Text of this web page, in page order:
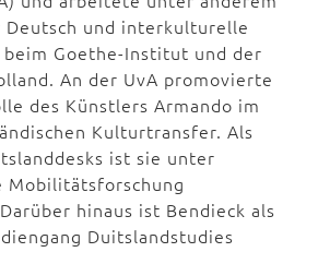
Deutsch und interkulturelle
Goethe-Institut und der
An der UvA promovierte
des Künstlers Armando im
Kulturtransfer. Als
ist sie unter
Mobilitätsforschung
hinaus ist Bendieck als
Duitslandstudies